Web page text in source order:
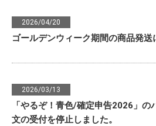
2026/04/20
ゴールデンウィーク期間の商品発
2026/03/13
「やるぞ！青色/確定申告2026」の
文の受付を停止しました。